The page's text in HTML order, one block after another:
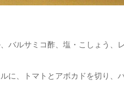
バルサミコ酢、塩・こしょう、
に、トマトとアボカドを切り、